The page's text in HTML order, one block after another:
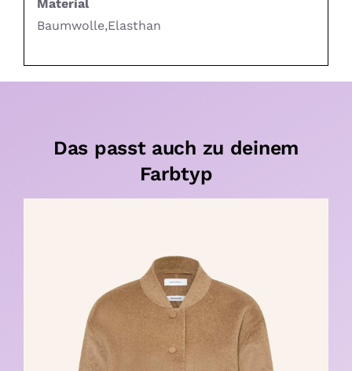
Material
Baumwolle,Elasthan
Das passt auch zu deinem
Farbtyp